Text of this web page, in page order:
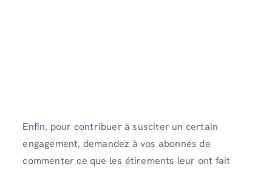
Enfin, pour contribuer à susciter un certain
engagement, demandez à vos abonnés de
commenter ce que les étirements leur ont fait